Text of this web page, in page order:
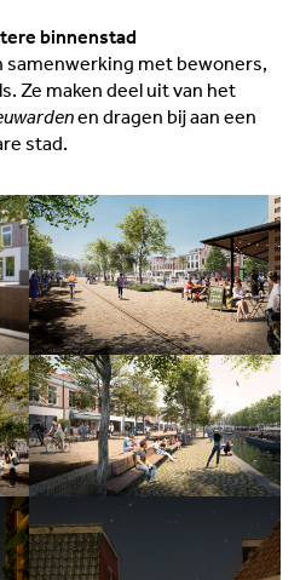
binnenstad
samenwerking met bewoners,
Ze maken deel uit van het
en dragen bij aan een
stad.